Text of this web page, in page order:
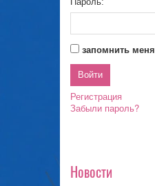
запомнить меня
Регистрация
Забыли пароль?
Новости